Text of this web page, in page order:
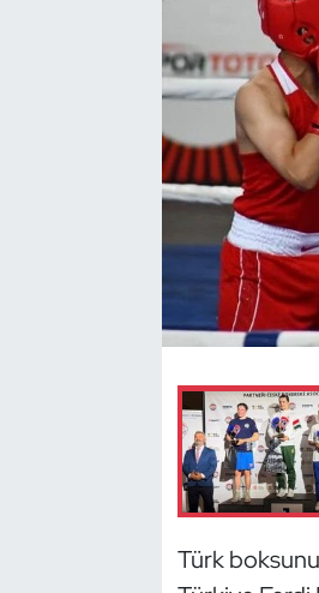
Türk
Cimnastik